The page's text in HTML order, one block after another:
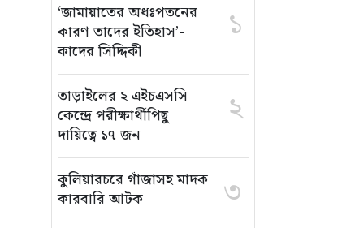
‘জামায়াতের অধঃপতনের
কারণ তাদের ইতিহাস’-
কাদের সিদ্দিকী
১
তাড়াইলের ২ এইচএসসি
কেন্দ্রে পরীক্ষার্থীপিছু
দায়িত্বে ১৭ জন
২
কুলিয়ারচরে গাঁজাসহ মাদক
কারবারি আটক
৩